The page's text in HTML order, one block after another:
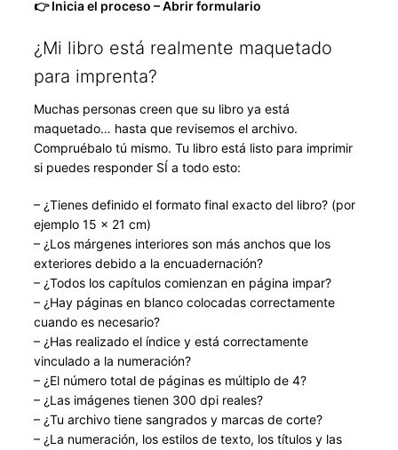
👉 Inicia el proceso – Abrir formulario
¿Mi libro está realmente maquetado
para imprenta?
Muchas personas creen que su libro ya está
maquetado… hasta que revisemos el archivo.
Compruébalo tú mismo. Tu libro está listo para imprimir
si puedes responder SÍ a todo esto:
– ¿Tienes definido el formato final exacto del libro? (por
ejemplo 15 × 21 cm)
– ¿Los márgenes interiores son más anchos que los
exteriores debido a la encuadernación?
– ¿Todos los capítulos comienzan en página impar?
– ¿Hay páginas en blanco colocadas correctamente
cuando es necesario?
– ¿Has realizado el índice y está correctamente
vinculado a la numeración?
– ¿El número total de páginas es múltiplo de 4?
– ¿Las imágenes tienen 300 dpi reales?
– ¿Tu archivo tiene sangrados y marcas de corte?
– ¿La numeración, los estilos de texto, los títulos y las